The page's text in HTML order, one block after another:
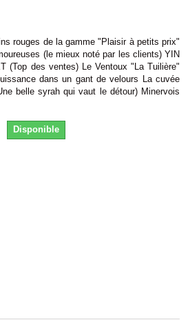
rouges de la gamme "Plaisir à petits prix"
(le mieux noté par les clients) YIN
(Top des ventes) Le Ventoux "La Tuilière"
dans un gant de velours La cuvée
belle syrah qui vaut le détour) Minervois
Disponible